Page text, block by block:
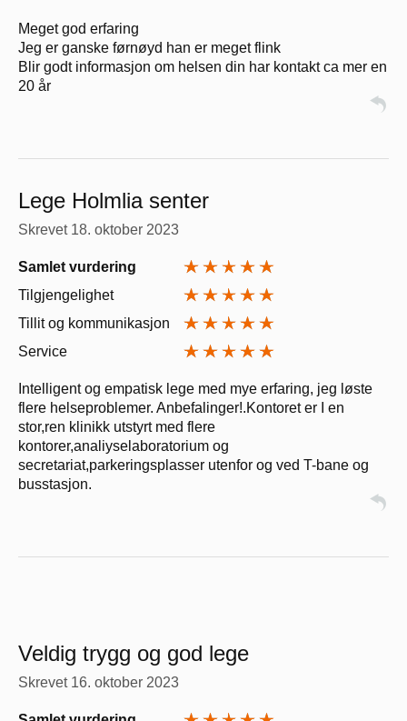
Meget god erfaring
Jeg er ganske førnøyd han er meget flink
Blir godt informasjon om helsen din har kontakt ca mer en
20 år
Lege Holmlia senter
Skrevet 18. oktober 2023
Samlet vurdering
Tilgjengelighet
Tillit og kommunikasjon
Service
Intelligent og empatisk lege med mye erfaring, jeg løste
flere helseproblemer. Anbefalinger!.Kontoret er I en
stor,ren klinikk utstyrt med flere
kontorer,analiyselaboratorium og
secretariat,parkeringsplasser utenfor og ved T-bane og
busstasjon.
Veldig trygg og god lege
Skrevet 16. oktober 2023